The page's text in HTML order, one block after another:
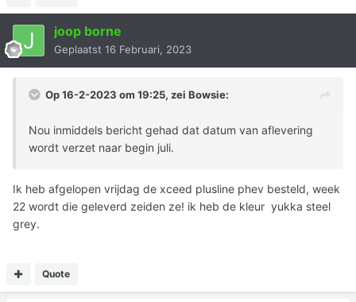
joop borne
Geplaatst 16 Februari, 2023
Op 16-2-2023 om 19:25, zei Bowsie:
Nou inmiddels bericht gehad dat datum van aflevering
wordt verzet naar begin juli.
Ik heb afgelopen vrijdag de xceed plusline phev besteld, week
22 wordt die geleverd zeiden ze! ik heb de kleur yukka steel
grey.
Quote